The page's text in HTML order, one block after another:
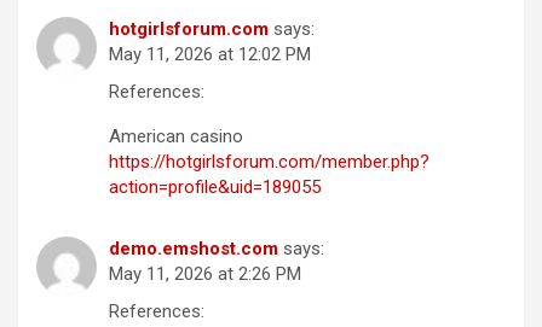
hotgirlsforum.com says:
May 11, 2026 at 12:02 PM
References:
American casino
https://hotgirlsforum.com/member.php?
action=profile&uid=189055
demo.emshost.com says:
May 11, 2026 at 2:26 PM
References: